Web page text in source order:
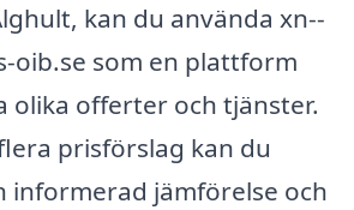
kan du använda xn--
oib.se som en plattform
olika offerter och tjänster.
prisförslag kan du
informerad jämförelse och